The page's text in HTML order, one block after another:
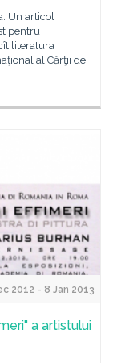
Un articol
pentru
literatura
al Cărţii de
2012 - 8 Jan 2013
a artistului